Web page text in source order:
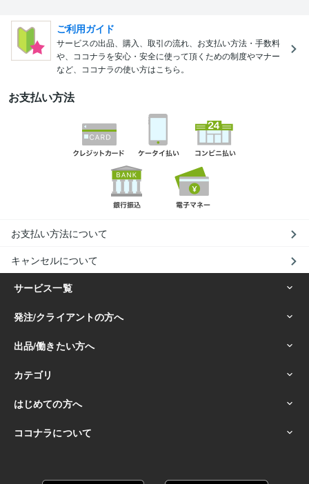
ご利用ガイド
サービスの出品、購入、取引の流れ、お支払い方法・手数料
や、ココナラを安心・安全に使って頂くための制度やマナー
など、ココナラの使い方はこちら。
お支払い方法
お支払い方法について
キャンセルについて